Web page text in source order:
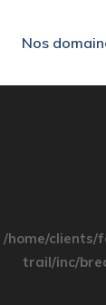
Nos
/home/clients/
trail/inc/